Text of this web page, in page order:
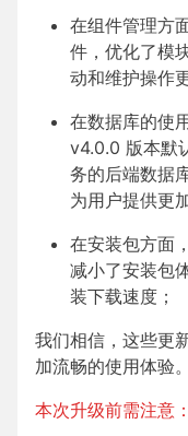
在组件管理方
件，优化了模
动和维护操作
在数据库的使
v4.0.0 版本默
务的后端数据
为用户提供更
在安装包方面
减小了安装包
装下载速度；
我们相信，这些更
加流畅的使用体验。
本次升级前需注意：